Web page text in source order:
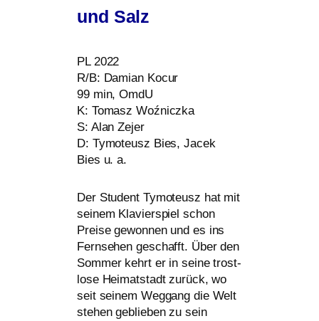
und Salz
PL2022
R/B: Damian Kocur
99 min, OmdU
K: Tomasz Woźniczka
S: Alan Zejer
D: Tymoteusz Bies, Jacek
Bies u. a.
Der Student Tymoteusz hat mit
sei­nem Klavierspiel schon
Preise gewon­nen und es ins
Fernsehen geschafft. Über den
Sommer kehrt er in sei­ne trost­
lo­se Heimatstadt zurück, wo
seit sei­nem Weggang die Welt
ste­hen geblie­ben zu sein